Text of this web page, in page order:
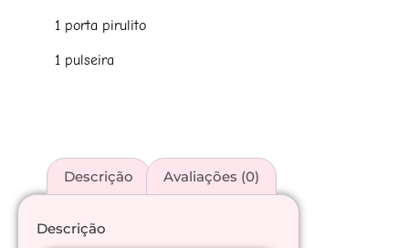
1 porta pirulito
1 pulseira
Descrição Avaliações (0)
Descrição